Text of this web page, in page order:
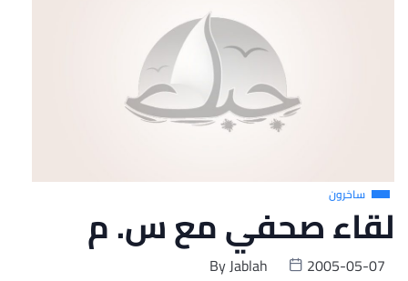
ساخرون
لقاء صحفي مع س. م
ByJablah
2005-05-07